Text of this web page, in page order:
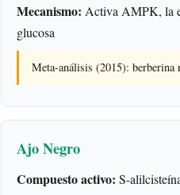
Mecanismo: Activa AMPK, la
glucosa
Meta-análisis (2015): berberina
Ajo Negro
Compuesto activo: S-